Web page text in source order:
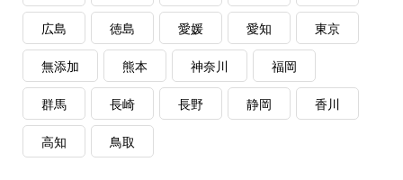
広島 徳島 愛媛 愛知 東京
無添加 熊本 神奈川 福岡
群馬 長崎 長野 静岡 香川
高知 鳥取